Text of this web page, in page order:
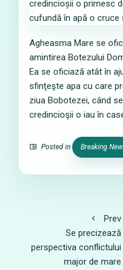
Agheasma Mare se
amintirea Botezului
Ea se oficiază atât în
sfinţeşte apa cu care
ziua Bobotezei, când
credincioşii o iau în
Posted in Breaking
Prev
Se precizează
perspectiva conflictului
major de mare